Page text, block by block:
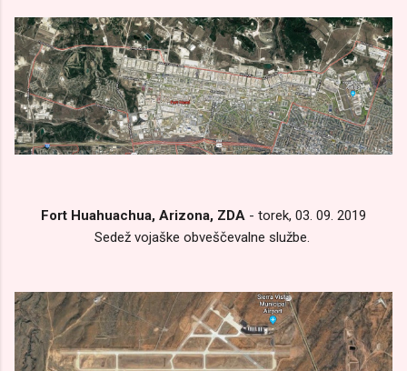
Fort Huahuachua, Arizona, ZDA - torek, 03. 09. 2019
Sedež vojaške obveščevalne službe.